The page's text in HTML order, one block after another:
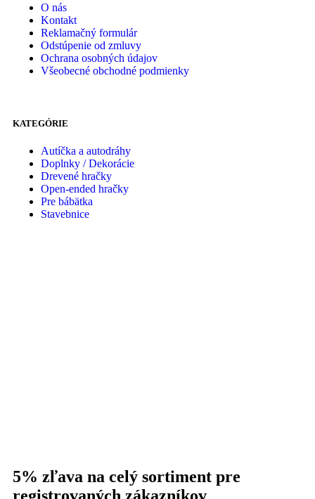
O nás
Kontakt
Reklamačný formulár
Odstúpenie od zmluvy
Ochrana osobných údajov
Všeobecné obchodné podmienky
KATEGÓRIE
Autíčka a autodráhy
Doplnky / Dekorácie
Drevené hračky
Open-ended hračky
Pre bábätka
Stavebnice
5% zľava na celý sortiment pre